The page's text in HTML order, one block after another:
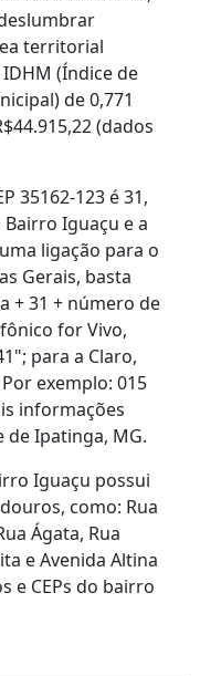
territorial
(Índice de
de 0,771
(dados
35162-123 é 31,
Iguaçu e a
ligação para o
Gerais, basta
+ 31 + número de
for Vivo,
para a Claro,
exemplo: 015
informações
de Ipatinga, MG.
Iguaçu possui
como: Rua
Ágata, Rua
e Avenida Altina
e CEPs do bairro